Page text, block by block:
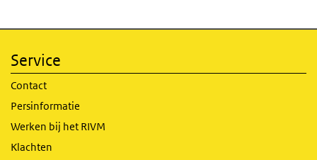
Service
Contact
Persinformatie
Werken bij het RIVM
Klachten